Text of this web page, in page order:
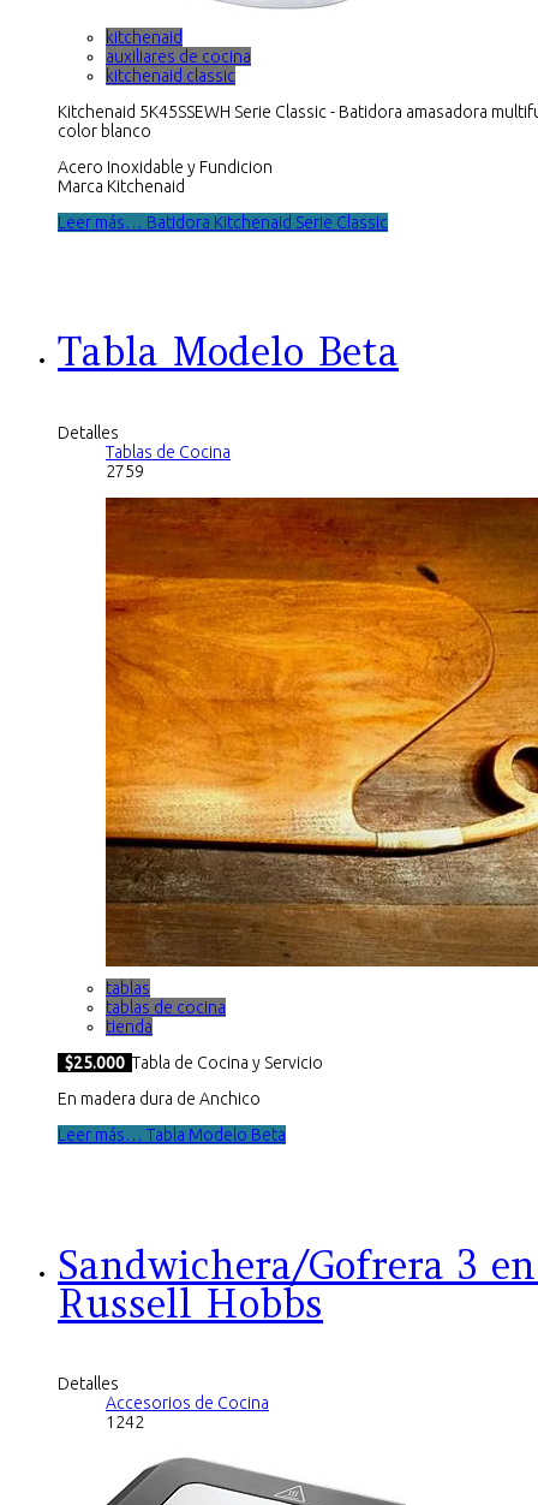
kitchenaid
auxiliares de cocina
kitchenaid classic
Kitchenaid 5K45SSEWH Serie Classic - Batidora amasadora
color blanco
Acero Inoxidable y Fundicion
Marca Kitchenaid
Leer más… Batidora Kitchenaid Serie Classic
Tabla Modelo Beta
Detalles
Tablas de Cocina
2759
tablas
tablas de cocina
tienda
$25.000 Tabla de Cocina y Servicio
En madera dura de Anchico
Leer más… Tabla Modelo Beta
Sandwichera/Gofrera 3
Russell Hobbs
Detalles
Accesorios de Cocina
1242